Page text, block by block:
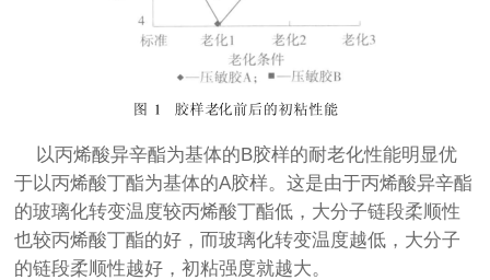
以丙烯酸异辛酯为基体的B胶样的耐老化性能明显优
于以丙烯酸丁酯为基体的A胶样。这是由于丙烯酸异辛酯
的玻璃化转变温度较丙烯酸丁酯低，大分子链段柔顺性
也较丙烯酸丁酯的好，而玻璃化转变温度越低，大分子
的链段柔顺性越好，初粘强度就越大。